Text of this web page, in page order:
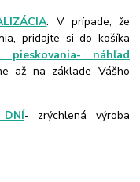
: V prípade, že
pridajte si do košíka
pieskovania- náhľad
až na základe Vášho
DNÍ- zrýchlená výroba